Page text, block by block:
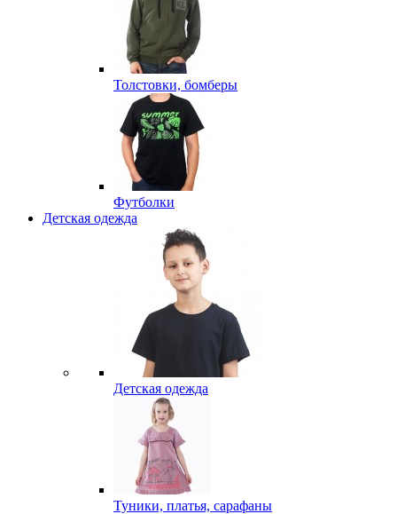
Толстовки, бомберы
Футболки
Детская одежда
Детская одежда
Туники, платья, сарафаны